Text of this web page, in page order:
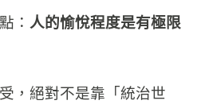
： 人的愉悅程度是有極限
，絕對不是靠「統治世